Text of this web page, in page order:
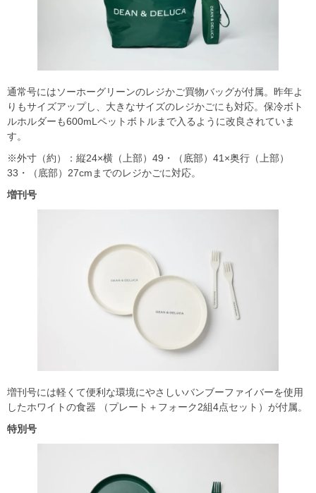
通常号にはソーホーグリーンのレジかご買物バッグが付属。昨年よ
りもサイズアップし、大きなサイズのレジかごにも対応。保冷ボト
ルホルダーも600mLペットボトルまで入るように改良されていま
す。
※外寸（約）：縦24×横（上部）49・（底部）41×奥行（上部）
33・（底部）27cmまでのレジかごに対応。
増刊号
増刊号には軽くて便利な環境にやさしいバンブーファイバーを使用
したホワイトの食器 （プレート＋フォーク2組4点セット）が付属。
特別号